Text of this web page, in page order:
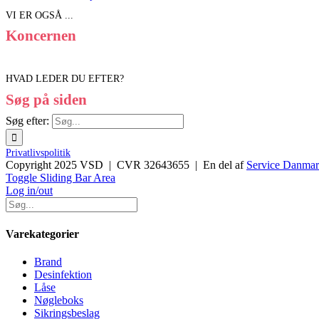
VI ER OGSÅ ...
Koncernen
HVAD LEDER DU EFTER?
Søg på siden
Søg efter:
Privatlivspolitik
Copyright 2025 VSD | CVR 32643655 | En del af Service
Toggle Sliding Bar Area
Log in/out
Varekategorier
Brand
Desinfektion
Låse
Nøgleboks
Sikringsbeslag